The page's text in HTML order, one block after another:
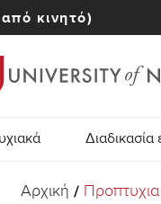
κινητό)
Αρχική /